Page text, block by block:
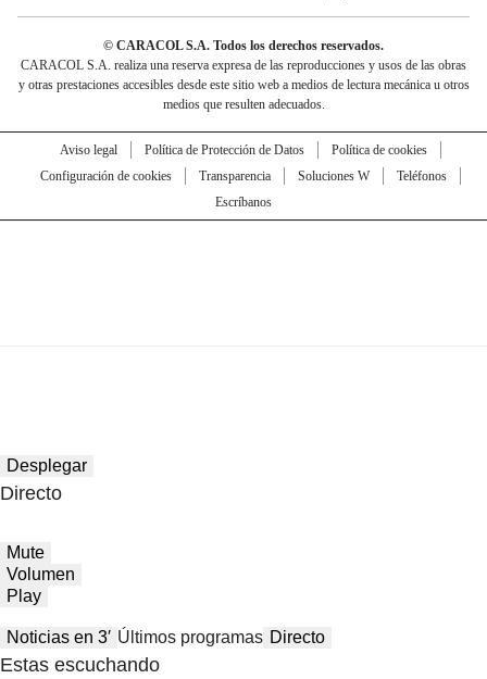
© CARACOL S.A. Todos los derechos reservados.
CARACOL S.A. realiza una reserva expresa de las reproducciones y usos de las obras
y otras prestaciones accesibles desde este sitio web a medios de lectura mecánica u otros
medios que resulten adecuados.
Aviso legal Política de Protección de Datos
Política de cookies
Configuración de cookies
Transparencia Soluciones W
Teléfonos
Escríbanos
Desplegar
Directo
Mute
Volumen
Play
Noticias en 3′ Últimos programas Directo
Estas escuchando